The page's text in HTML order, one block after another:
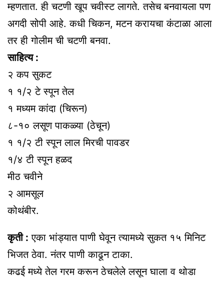
म्हणतात. ही चटणी खूप चवीस्ट लागते. तसेच बनवायला पण
अगदी सोपी आहे. कधी चिकन, मटन करायचा कंटाळा आला
तर ही गोलीम ची चटणी बनवा.
साहित्य :
२ कप सुकट
१ १/२ टे स्पून तेल
१ मध्यम कांदा (चिरून)
८-१० लसूण पाकळ्या (ठेचून)
१ १/२ टी स्पून लाल मिरची पावडर
१/४ टी स्पून हळद
मीठ चवीने
२ आमसूल
कोथंबीर.
कृती : एका भांड्यात पाणी घेवून त्यामध्ये सुकत १५ मिनिट
भिजत ठेवा. नंतर पाणी काढून टाका.
कढई मध्ये तेल गरम करून ठेचलेले लसून घाला व थोडा